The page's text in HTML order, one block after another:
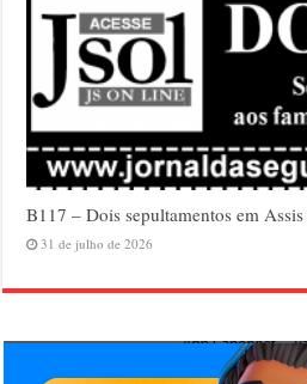
B117 – Dois sepultamentos em
31 de julho de 2026